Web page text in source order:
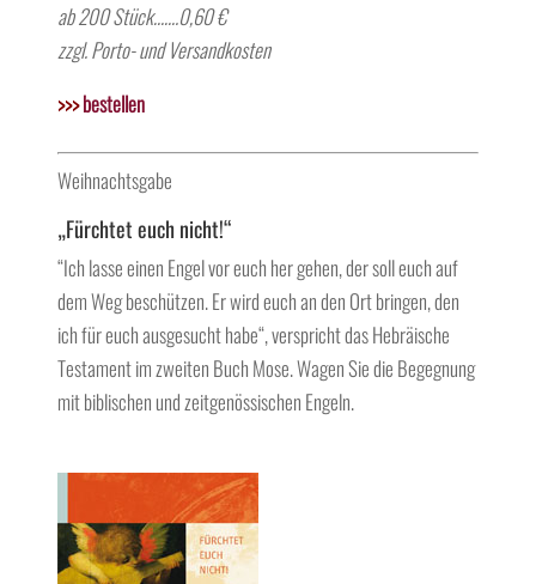
ab 200 Stück…….0,60 €
zzgl. Porto- und Versandkosten
>>>bestellen
Weihnachtsgabe
„Fürchtet euch nicht!“
“Ich lasse einen Engel vor euch her gehen, der soll euch auf
dem Weg beschützen. Er wird euch an den Ort bringen, den
ich für euch ausgesucht habe“, verspricht das Hebräische
Testament im zweiten Buch Mose. Wagen Sie die Begegnung
mit biblischen und zeitgenössischen Engeln.